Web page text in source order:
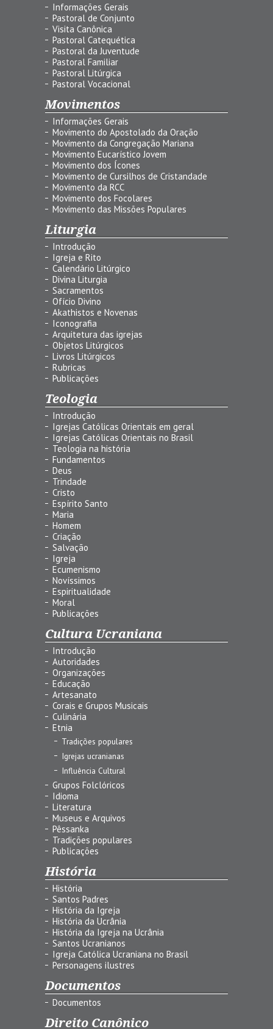
Informações Gerais
Pastoral de Conjunto
Visita Canônica
Pastoral Catequética
Pastoral da Juventude
Pastoral Familiar
Pastoral Litúrgica
Pastoral Vocacional
Movimentos
Informações Gerais
Movimento do Apostolado da Oração
Movimento da Congregação Mariana
Movimento Eucarístico Jovem
Movimento dos Ícones
Movimento de Cursilhos de Cristandade
Movimento da RCC
Movimento dos Focolares
Movimento das Missões Populares
Liturgia
Introdução
Igreja e Rito
Calendário Litúrgico
Divina Liturgia
Sacramentos
Ofício Divino
Akathistos e Novenas
Iconografia
Arquitetura das igrejas
Objetos Litúrgicos
Livros Litúrgicos
Rubricas
Publicações
Teologia
Introdução
Igrejas Católicas Orientais em geral
Igrejas Católicas Orientais no Brasil
Teologia na história
Fundamentos
Deus
Trindade
Cristo
Espírito Santo
Maria
Homem
Criação
Salvação
Igreja
Ecumenismo
Novíssimos
Espiritualidade
Moral
Publicações
Cultura Ucraniana
Introdução
Autoridades
Organizações
Educação
Artesanato
Corais e Grupos Musicais
Culinária
Etnia
Tradições populares
Igrejas ucranianas
Influência Cultural
Grupos Folclóricos
Idioma
Literatura
Museus e Arquivos
Pêssanka
Tradições populares
Publicações
História
História
Santos Padres
História da Igreja
História da Ucrânia
História da Igreja na Ucrânia
Santos Ucranianos
Igreja Católica Ucraniana no Brasil
Personagens ilustres
Documentos
Documentos
Direito Canônico